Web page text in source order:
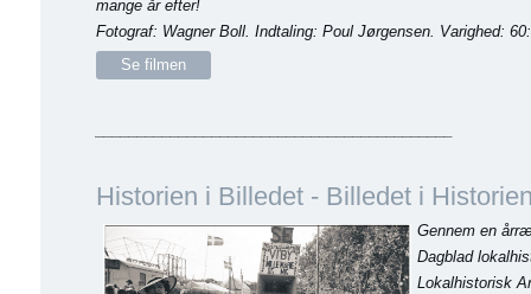
mange år efter!
Fotograf: Wagner Boll.Indtaling: Poul Jørgensen. Varighed:
Se filmen
Historien i Billedet - Billedet i
Gennem en
Dagblad
Lokalhistorisk